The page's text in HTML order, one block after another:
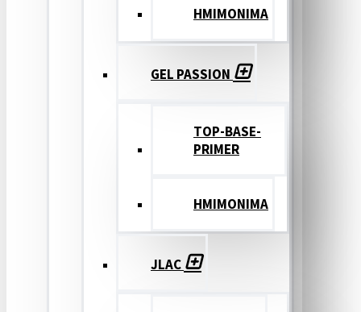
ΗΜΙΜΟΝΙΜΑ
GEL PASSION
TOP-BASE-
PRIMER
ΗΜΙΜΟΝΙΜΑ
JLAC